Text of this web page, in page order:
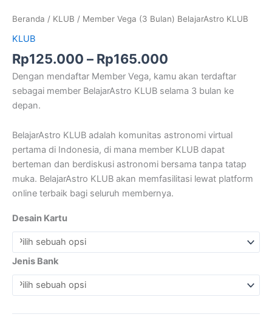
Beranda / KLUB / Member Vega (3 Bulan) BelajarAstro KLUB
KLUB
Rp125.000 – Rp165.000
Dengan mendaftar Member Vega, kamu akan terdaftar
sebagai member BelajarAstro KLUB selama 3 bulan ke
depan.
BelajarAstro KLUB adalah komunitas astronomi virtual
pertama di Indonesia, di mana member KLUB dapat
berteman dan berdiskusi astronomi bersama tanpa tatap
muka. BelajarAstro KLUB akan memfasilitasi lewat platform
online terbaik bagi seluruh membernya.
Desain Kartu
Jenis Bank